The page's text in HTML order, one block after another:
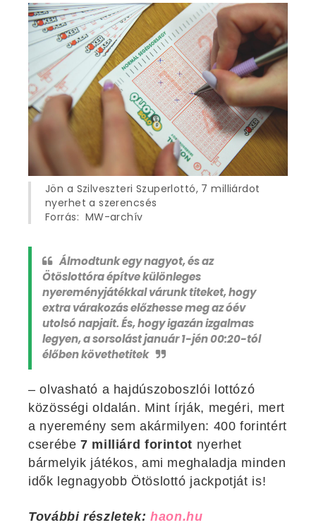
Jön a Szilveszteri Szuperlottó, 7 milliárdot
nyerhet a szerencsés
Forrás: MW-archív
Álmodtunk egy nagyot, és az
Ötöslottóra építve különleges
nyereményjátékkal várunk titeket, hogy
extra várakozás előzhesse meg az óév
utolsó napjait. És, hogy igazán izgalmas
legyen, a sorsolást január 1-jén 00:20-tól
élőben követhetitek
– olvasható a hajdúszoboszlói lottózó
közösségi oldalán. Mint írják, megéri, mert
a nyeremény sem akármilyen: 400 forintért
cserébe7 milliárd forintot nyerhet
bármelyik játékos, ami meghaladja minden
idők legnagyobb Ötöslottó jackpotját is!
További részletek: haon.hu